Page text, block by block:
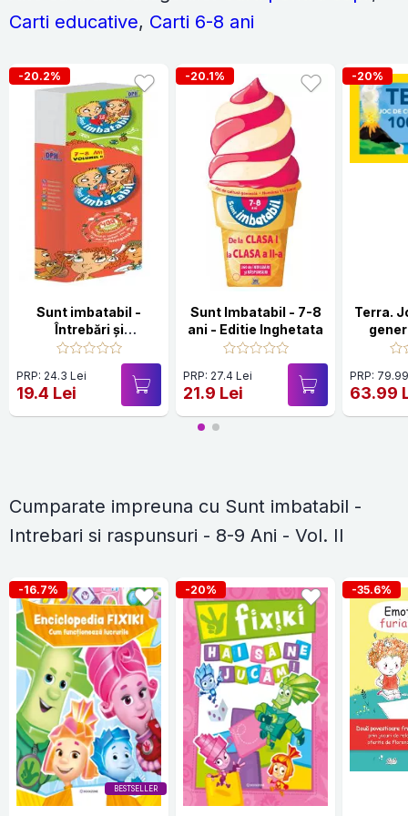
Carti educative, Carti 6-8 ani
-20.2%
Sunt imbatabil -
Întrebări și
răspunsuri - 7-8 Ani -
PRP: 24.3 Lei
19.4 Lei
-20.1%
Sunt Imbatabil - 7-8
ani - Editie Inghetata
PRP: 27.4 Lei
21.9 Lei
-20%
Terra.
PRP:
63.99
Cumparate impreuna cu Sunt imbatabil -
Intrebari si raspunsuri - 8-9 Ani - Vol. II
BESTSELLER
-16.7% -20% -35.6%